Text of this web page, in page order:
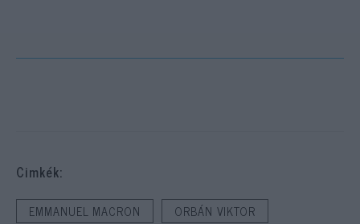
Cimkék:
EMMANUEL MACRON
ORBÁN VIKTOR